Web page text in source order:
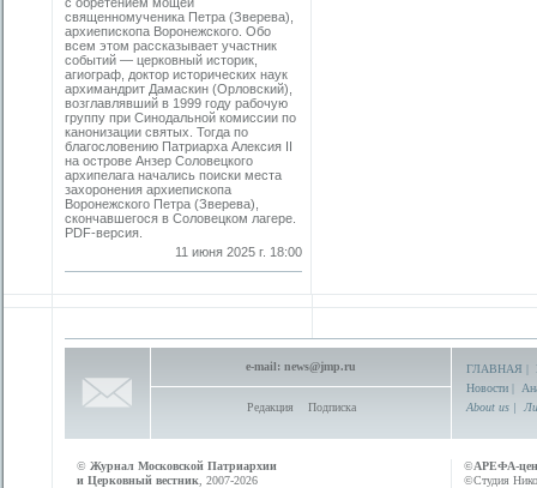
священномученика Петра (Зверева),
архиепископа Воронежского. Обо
всем этом рассказывает участник
событий — церковный историк,
агиограф, доктор исторических наук
архимандрит Дамаскин (Орловский),
возглавлявший в 1999 году рабочую
группу при Синодальной комиссии по
канонизации святых. Тогда по
благословению Патриарха Алексия II
на острове Анзер Соловецкого
архипелага начались поиски места
захоронения архиепископа
Воронежского Петра (Зверева),
скончавшегося в Соловецком лагере.
PDF-версия.
11 июня 2025 г. 18:00
e-mail: news@jmp.ru
Редакция Подписка
ГЛАВНАЯ |
Новости |
About us |
© Журнал Московской Патриархии
и Церковный вестник , 2007-2026
©АРЕФА-
©Студия